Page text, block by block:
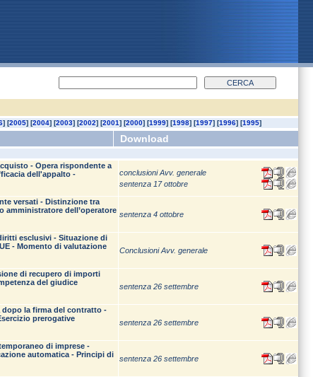
] [2005] [2004] [2003] [2002] [2001] [2000] [1999] [1998] [1997] [1996] [1995]
Download
- Opera rispondente a
dell'appalto -
conclusioni Avv. generale
sentenza 17 ottobre
versati - Distinzione tra
amministratore dell’operatore sentenza 4 ottobre
esclusivi - Situazione di
- Momento di valutazione
Conclusioni Avv. generale
di recupero di importi
del giudice
sentenza 26 settembre
la firma del contratto -
prerogative
sentenza 26 settembre
di imprese -
automatica - Principi di
sentenza 26 settembre